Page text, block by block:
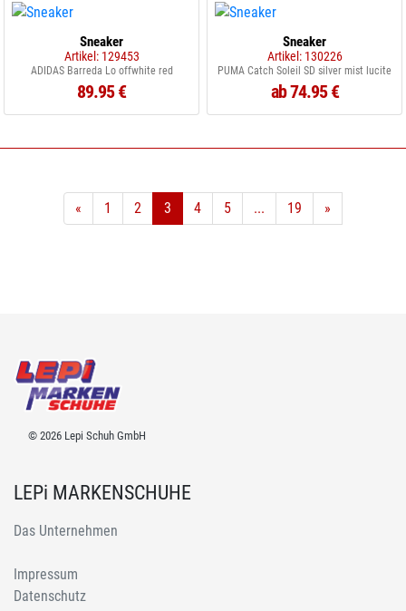
Sneaker
Artikel: 129453
ADIDAS Barreda Lo offwhite red
89.95 €
Sneaker
Artikel: 130226
PUMA Catch Soleil SD silver mist lucite
ab 74.95 €
« 1 2 3 4 5 ... 19 »
© 2026 Lepi Schuh GmbH
LEPi MARKENSCHUHE
Das Unternehmen
Impressum
Datenschutz